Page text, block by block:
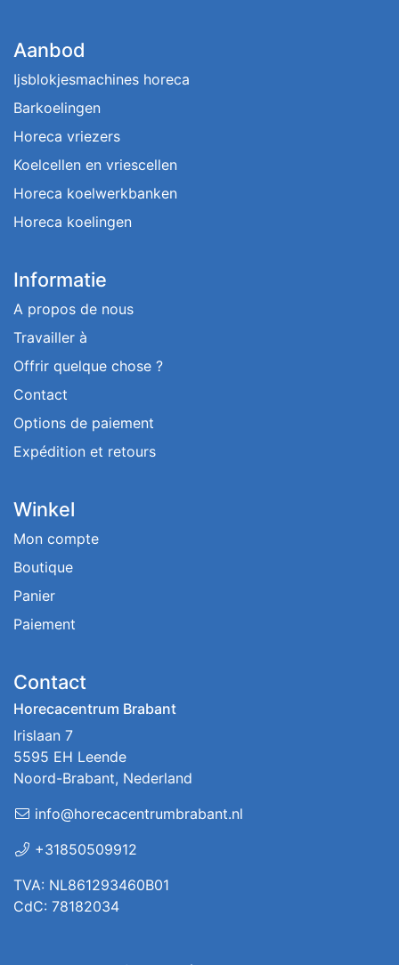
Aanbod
Ijsblokjesmachines horeca
Barkoelingen
Horeca vriezers
Koelcellen en vriescellen
Horeca koelwerkbanken
Horeca koelingen
Informatie
A propos de nous
Travailler à
Offrir quelque chose ?
Contact
Options de paiement
Expédition et retours
Winkel
Mon compte
Boutique
Panier
Paiement
Contact
Horecacentrum Brabant
Irislaan 7
5595 EH Leende
Noord-Brabant, Nederland
info@horecacentrumbrabant.nl
+31850509912
TVA: NL861293460B01
CdC: 78182034